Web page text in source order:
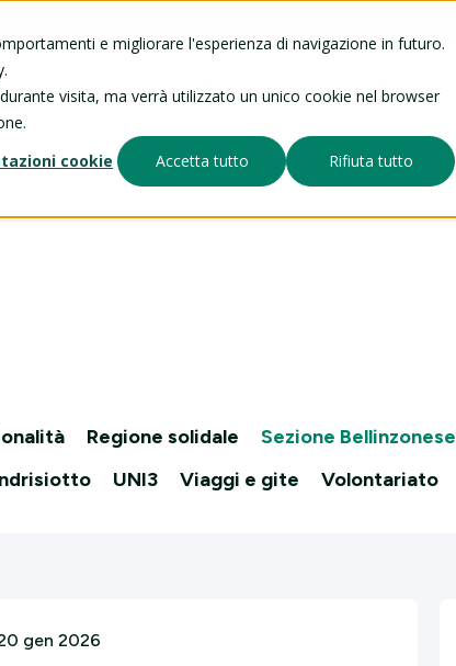
e migliorare l'esperienza di navigazione in futuro.
visita, ma verrà utilizzato un unico cookie nel browser
cookie
Accetta tutto Rifiuta tutto
Attività e progetti News
Regione solidale Sezione Bellinzonese
UNI3 Viaggi e gite Volontariato
gen 2026